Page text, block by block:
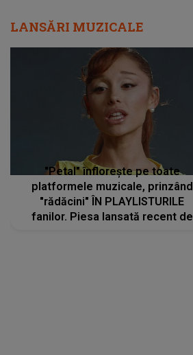
LANSĂRI MUZICALE
"Petal" înflorește pe toate
platformele muzicale, prinzând
"rădăcini" ÎN PLAYLISTURILE
fanilor. Piesa lansată recent de